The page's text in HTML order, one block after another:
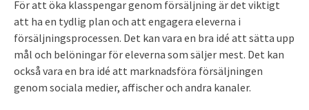
För att öka klasspengar genom försäljning är det viktigt
att ha en tydlig plan och att engagera eleverna i
försäljningsprocessen. Det kan vara en bra idé att sätta upp
mål och belöningar för eleverna som säljer mest. Det kan
också vara en bra idé att marknadsföra försäljningen
genom sociala medier, affischer och andra kanaler.